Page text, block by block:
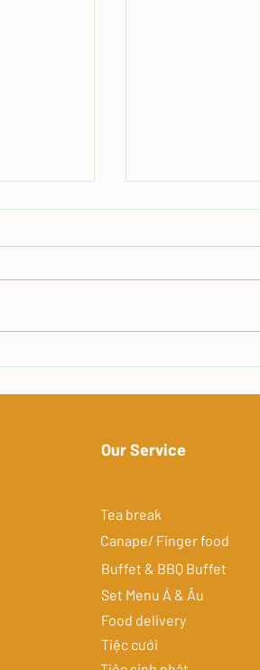
Á ?
Our Service
Tea break
Canape/ Finger food
Buffet & BBQ Buffet
​Set Menu Á & Âu
Food delivery
Tiệc cưới